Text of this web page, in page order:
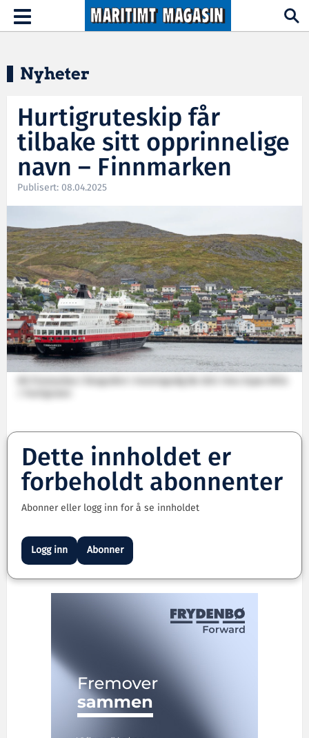
Hopp til hovedinnhold
Toggle
navigation
Nyheter
Hurtigruteskip får
tilbake sitt opprinnelige
navn – Finnmarken
Publisert: 08.04.2025
MS Finnmarken i fotografert i Honningsvåg før 2021. Foto: Espen Mills
Dette innholdet er
forbeholdt abonnenter
Abonner eller logg inn for å se innholdet
Logg inn Abonner